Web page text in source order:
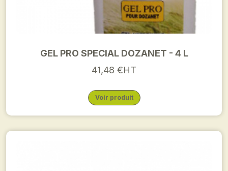
GEL PRO SPECIAL DOZANET - 4 L
41,48 €HT
Voir produit